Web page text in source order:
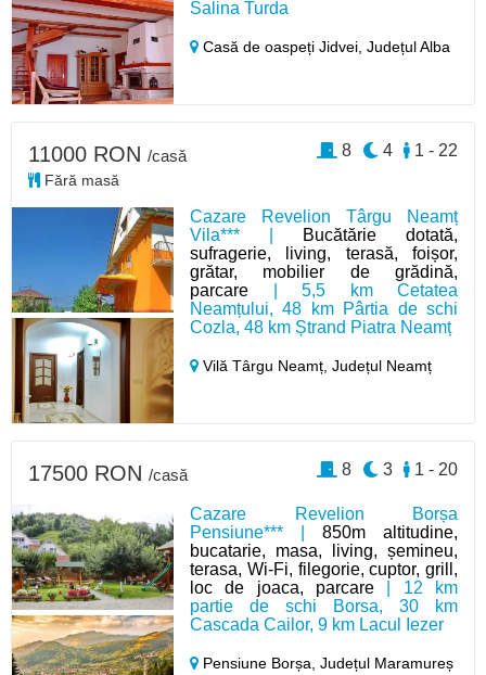
Salina Turda
Casă de oaspeți Jidvei,Județul Alba
Cazare Revelion Târgu Neamț
Vila*** |
Bucătărie dotată,
sufragerie, living, terasă, foișor,
grătar, mobilier de grădină,
parcare | 5,5 km Cetatea
Neamțului, 48 km Pârtia de schi
Cozla, 48 km Ștrand Piatra Neamț
Vilă Târgu Neamț,Județul Neamț
11000 RON /casă
Fără masă
1 - 22
4
8
Cazare Revelion Borșa
Pensiune*** |850m altitudine,
bucatarie, masa, living, șemineu,
terasa, Wi-Fi, filegorie, cuptor, grill,
loc de joaca, parcare | 12 km
partie de schi Borsa, 30 km
Cascada Cailor, 9 km Lacul Iezer
Pensiune Borșa,Județul Maramureș
17500 RON /casă 1 - 20
3
8